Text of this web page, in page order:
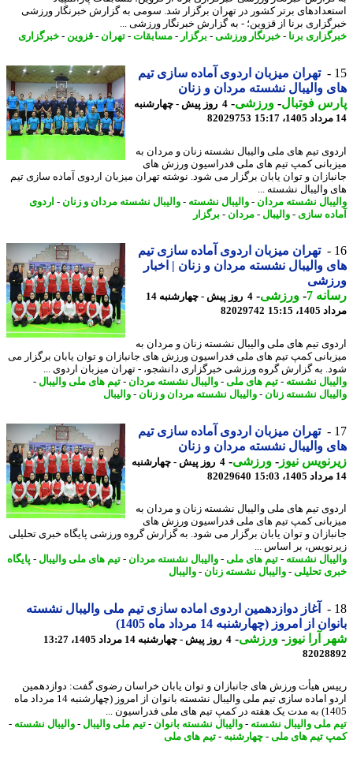
برتر کشور در تهران برگزار شد. سومی به گزارش خبرنگار ورزشی
برنا از قزوین؛ - به گزارش خبرنگار ورزشی ...
برنا-خبرنگار ورزشی -برگزار - مسابقات-تهران- قزوین -خبرگزاری
تهران میزبان اردوی آماده سازی تیم
والیبال نشسته مردان و زنان
فوتبال-ورزشی-
4 روز پیش - چهارشنبه
82029753
تیم های ملی والیبال نشسته زنان و مردان به
کمپ تیم های ملی فدراسیون ورزش های
و توان یابان برگزار می شود. نوشته تهران میزبان اردوی آماده سازی تیم
والیبال نشسته ...
نشسته مردان - والیبال نشسته-والیبال نشسته مردان و زنان -اردوی
سازی- والیبال-مردان - برگزار
تهران میزبان اردوی آماده سازی تیم
والیبال نشسته مردان و زنان | اخبار
7
-ورزشی-
4 روز پیش - چهارشنبه 14
15:15
82029742
تیم های ملی والیبال نشسته زنان و مردان به
کمپ تیم های ملی فدراسیون ورزش های جانبازان و توان یابان برگزار می
به گزارش گروه ورزشی خبرگزاری دانشجو، - تهران میزبان اردوی ...
نشسته-تیم های ملی -والیبال نشسته مردان - تیم های ملی والیبال-
نشسته زنان -والیبال نشسته مردان و زنان -والیبال
تهران میزبان اردوی آماده سازی تیم
والیبال نشسته مردان و زنان
نیوز-ورزشی-
4 روز پیش - چهارشنبه
82029640
تیم های ملی والیبال نشسته زنان و مردان به
کمپ تیم های ملی فدراسیون ورزش های
و توان یابان برگزار می شود. به گزارش گروه ورزشی پایگاه خبری تحلیلی
بر اساس ...
نشسته-تیم های ملی -والیبال نشسته مردان - تیم های ملی والیبال-پایگاه
تحلیلی-والیبال نشسته زنان -والیبال
آغاز دوازدهمین اردوی اماده سازی تیم ملی والیبال نشسته
از امروز (چهارشنبه 14 مرداد ماه 1405)
آرا نیوز-ورزشی-4 روز پیش - چهارشنبه 14 مرداد 1405، 13:27
هیأت ورزش های جانبازان و توان یابان خراسان رضوی گفت: دوازدهمین
اردو اماده سازی تیم ملی والیبال نشسته بانوان از امروز (چهارشنبه 14 مرداد ماه
ملی فدراسیون ...
ملی والیبال نشسته-والیبال نشسته بانوان- تیم ملی والیبال-والیبال نشسته-
تیم های ملی -چهارشنبه-تیم های ملی